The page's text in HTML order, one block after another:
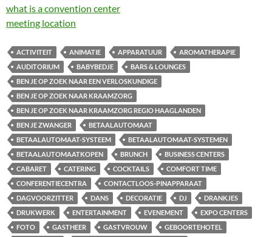
what is a convention center
meeting location
ACTIVITEIT ANIMATIE APPARATUUR
AROMATHERAPIE
AUDITORIUM
BABYBEDJE
BARS & LOUNGES
BEN JE OP ZOEK NAAR EEN VERLOSKUNDIGE
BEN JE OP ZOEK NAAR KRAAMZORG
BEN JE OP ZOEK NAAR KRAAMZORG REGIO HAAGLANDEN
BEN JE ZWANGER
BETAALAUTOMAAT
BETAALAUTOMAAT-SYSTEEM
BETAALAUTOMAAT-SYSTEMEN
BETAALAUTOMAATKOPEN
BRUNCH
BUSINESS CENTERS
CABARET
CATERING COCKTAILS
COMFORT TIME
CONFERENTIECENTRA
CONTACTLOOS-PINAPPARAAT
DAGVOORZITTER
DANS DECORATIE DJ
DRANKJES
DRUKWERK
ENTERTAINMENT EVENEMENT
EXPO CENTERS
FOTO
GASTHEER GASTVROUW
GEBOORTEHOTEL